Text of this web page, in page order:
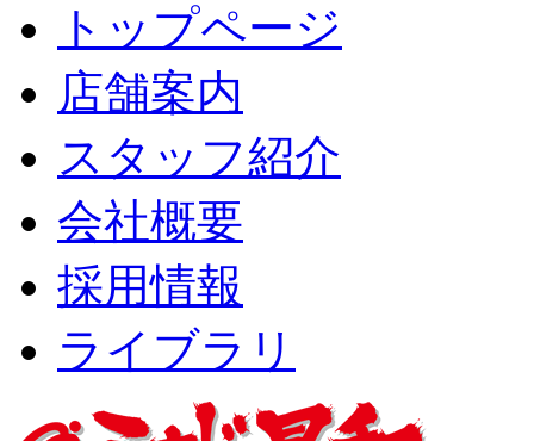
トップページ
店舗案内
スタッフ紹介
会社概要
採用情報
ライブラリ